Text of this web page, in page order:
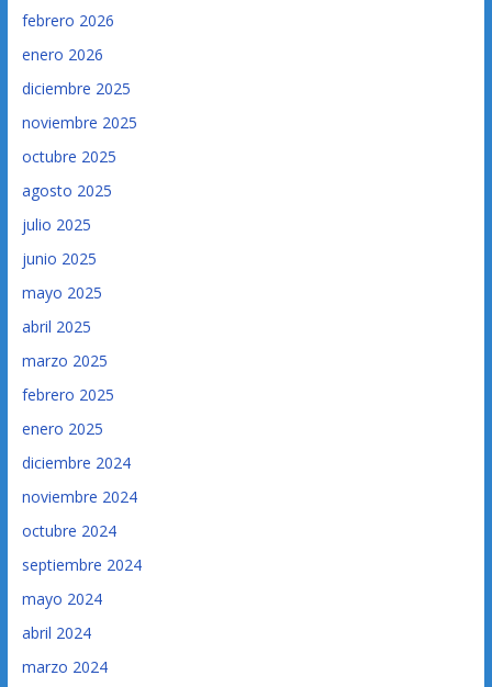
febrero 2026
enero 2026
diciembre 2025
noviembre 2025
octubre 2025
agosto 2025
julio 2025
junio 2025
mayo 2025
abril 2025
marzo 2025
febrero 2025
enero 2025
diciembre 2024
noviembre 2024
octubre 2024
septiembre 2024
mayo 2024
abril 2024
marzo 2024